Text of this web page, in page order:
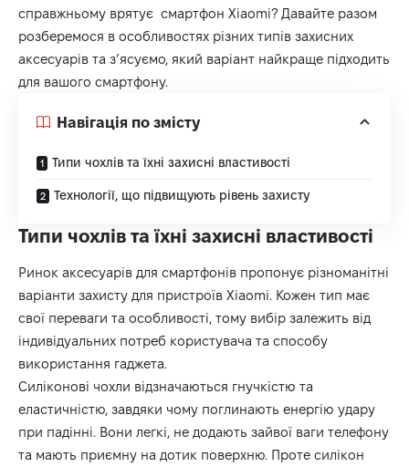
справжньому врятує смартфон Xiaomi? Давайте разом
розберемося в особливостях різних типів захисних
аксесуарів та з’ясуємо, який варіант найкраще підходить
для вашого смартфону.
Навігація по змісту
Типи чохлів та їхні захисні властивості
Технології, що підвищують рівень захисту
Типи чохлів та їхні захисні властивості
Ринок аксесуарів для смартфонів пропонує різноманітні
варіанти захисту для пристроїв Xiaomi. Кожен тип має
свої переваги та особливості, тому вибір залежить від
індивідуальних потреб користувача та способу
використання гаджета.
Силіконові чохли відзначаються гнучкістю та
еластичністю, завдяки чому поглинають енергію удару
при падінні. Вони легкі, не додають зайвої ваги телефону
та мають приємну на дотик поверхню. Проте силікон